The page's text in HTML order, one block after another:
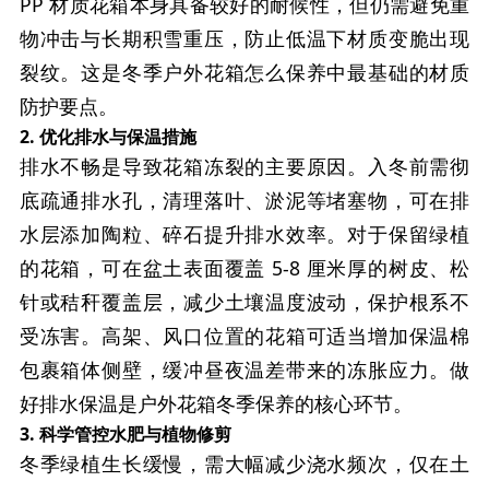
物冲击与长期积雪重压，防止低温下材质变脆出现
裂纹。这是冬季户外花箱怎么保养中最基础的材质
防护要点。
2. 优化排水与保温措施
排水不畅是导致花箱冻裂的主要原因。入冬前需彻
底疏通排水孔，清理落叶、淤泥等堵塞物，可在排
水层添加陶粒、碎石提升排水效率。对于保留绿植
的花箱，可在盆土表面覆盖 5-8 厘米厚的树皮、松
针或秸秆覆盖层，减少土壤温度波动，保护根系不
受冻害。高架、风口位置的花箱可适当增加保温棉
包裹箱体侧壁，缓冲昼夜温差带来的冻胀应力。做
好排水保温是户外花箱冬季保养的核心环节。
3. 科学管控水肥与植物修剪
冬季绿植生长缓慢，需大幅减少浇水频次，仅在土